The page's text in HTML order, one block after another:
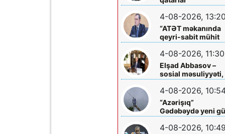
“Nizami”-“28 May”
arasında
işləməyəcək
4-08-2026, 13:20
“ATƏT məkanında
qeyri-sabit mühit
hökm sürür”
4-08-2026, 11:30
Elşad Abbasov –
sosial məsuliyyəti,
xeyriyyəçiliyi və
dəyərlərə bağlılığı
ilə seçilən nüfuzlu
rəhbər
4-08-2026,
“Azərişıq”
Gədəbəydə yeni
mərkəzləri
quraşdırdı
4-08-2026, 10:49